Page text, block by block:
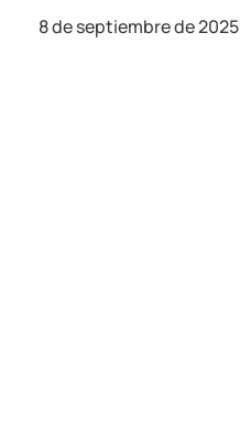
8 de septiembre de 2025